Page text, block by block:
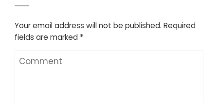
Your email address will not be published. Required
fields are marked *